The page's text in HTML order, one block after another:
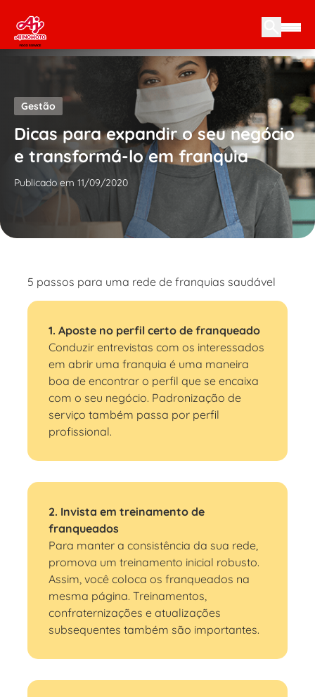
Gestão
Dicas para expandir o seu negócio
e transformá-lo em franquia
Publicado em 11/09/2020
5 passos para uma rede de franquias saudável
1. Aposte no perfil certo de franqueado
Conduzir entrevistas com os interessados
em abrir uma franquia é uma maneira
boa de encontrar o perfil que se encaixa
com o seu negócio. Padronização de
serviço também passa por perfil
profissional.
2. Invista em treinamento de
franqueados
Para manter a consistência da sua rede,
promova um treinamento inicial robusto.
Assim, você coloca os franqueados na
mesma página. Treinamentos,
confraternizações e atualizações
subsequentes também são importantes.